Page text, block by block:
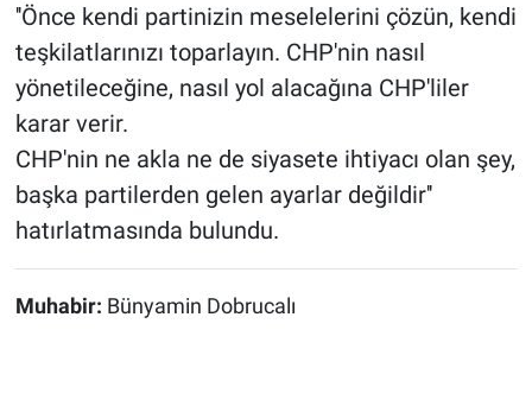
''Önce kendi partinizin meselelerini çözün, kendi
teşkilatlarınızı toparlayın. CHP'nin nasıl
yönetileceğine, nasıl yol alacağına CHP'liler
karar verir.
CHP'nin ne akla ne de siyasete ihtiyacı olan şey,
başka partilerden gelen ayarlar değildir''
hatırlatmasında bulundu.
Muhabir: Bünyamin Dobrucalı